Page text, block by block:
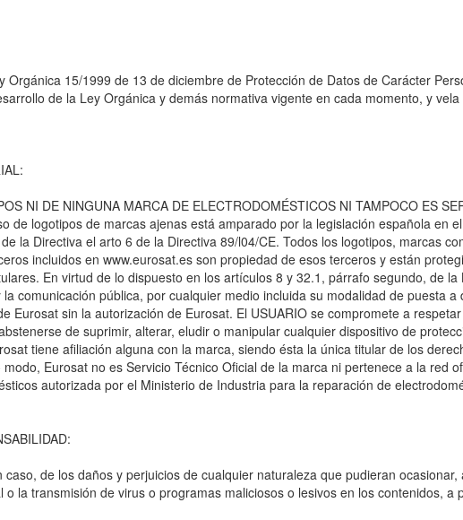
Orgánica 15/1999 de 13 de diciembre de Protección de Datos de Carácter
de la Ley Orgánica y demás normativa vigente en cada momento, y
NI DE NINGUNA MARCA DE ELECTRODOMÉSTICOS NI TAMPOCO ES
de logotipos de marcas ajenas está amparado por la legislación española en
la Directiva el arto 6 de la Directiva 89/l04/CE. Todos los logotipos, marcas
incluidos en www.eurosat.es son propiedad de esos terceros y están
En virtud de lo dispuesto en los artículos 8 y 32.1, párrafo segundo, de
comunicación pública, por cualquier medio incluida su modalidad de puesta
Eurosat sin la autorización de Eurosat. El USUARIO se compromete a
de suprimir, alterar, eludir o manipular cualquier dispositivo de
tiene afiliación alguna con la marca, siendo ésta la única titular de los
Eurosat no es Servicio Técnico Oficial de la marca ni pertenece a la red
autorizada por el Ministerio de Industria para la reparación de
de los daños y perjuicios de cualquier naturaleza que pudieran
la transmisión de virus o programas maliciosos o lesivos en los contenidos,